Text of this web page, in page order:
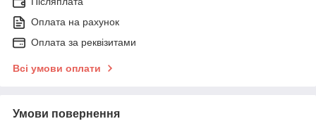
Оплата на рахунок
Оплата за реквізитами
Всі умови оплати
Умови повернення